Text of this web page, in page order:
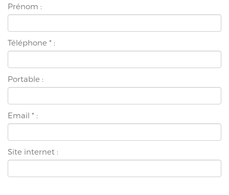
Prénom :
Téléphone * :
Portable :
Email * :
Site internet :